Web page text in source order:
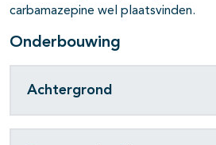
carbamazepine wel plaatsvinden.
Onderbouwing
Achtergrond